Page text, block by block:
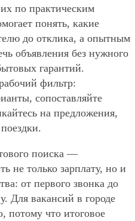
по практическим
понять, какие
до отклика, а опытным
объявления без нужного
гарантий.
фильтр:
сопоставляйте
на предложения,
поиска —
не только зарплату, но и
от первого звонка до
Для вакансий в городе
потому что итоговое